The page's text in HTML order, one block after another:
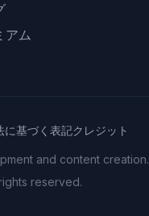
アム
に基づく表記クレジット
and content creation.
reserved.